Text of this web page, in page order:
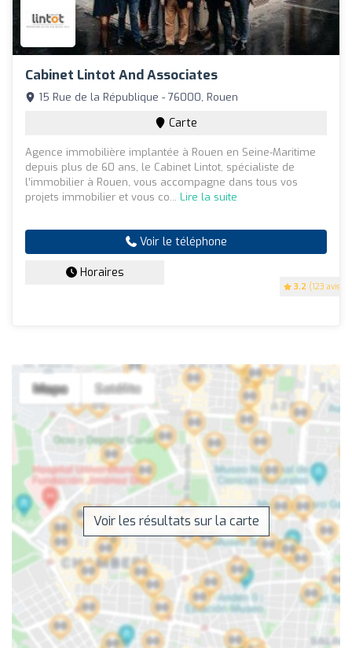
Cabinet Lintot And Associates
3.2 (123 avis)
15 Rue de la République - 76000, Rouen
Carte
Agence immobilière implantée à Rouen en Seine-Maritime
depuis plus de 60 ans, le Cabinet Lintot, spécialiste de
l’immobilier à Rouen, vous accompagne dans tous vos
projets immobilier et vous co... Lire la suite
Voir le téléphone
Horaires
Voir les résultats sur la carte